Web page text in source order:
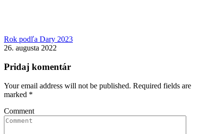
Rok podľa Dary 2023
26. augusta 2022
Pridaj komentár
Your email address will not be published. Required fields are
marked *
Comment